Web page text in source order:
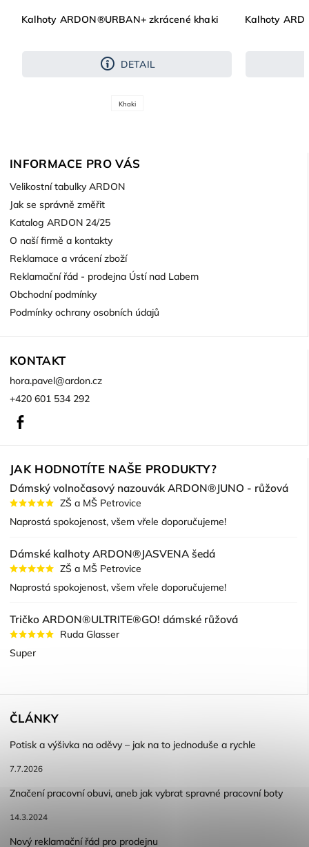
Kalhoty ARDON®URBAN+ zkrácené khaki
DETAIL
Khaki
Kalhoty
INFORMACE PRO VÁS
Velikostní tabulky ARDON
Jak se správně změřit
Katalog ARDON 24/25
O naší firmě a kontakty
Reklamace a vrácení zboží
Reklamační řád - prodejna Ústí nad Labem
Obchodní podmínky
Podmínky ochrany osobních údajů
KONTAKT
hora.pavel@ardon.cz
+420 601 534 292
JAK HODNOTÍTE NAŠE PRODUKTY?
Dámský volnočasový nazouvák ARDON®JUNO - růžová
ZŠ a MŠ Petrovice
Naprostá spokojenost, všem vřele doporučujeme!
Dámské kalhoty ARDON®JASVENA šedá
ZŠ a MŠ Petrovice
Naprostá spokojenost, všem vřele doporučujeme!
Tričko ARDON®ULTRITE®GO! dámské růžová
Ruda Glasser
Super
ČLÁNKY
Potisk a výšivka na oděvy – jak na to jednoduše a rychle
7.7.2026
Značení pracovní obuvi, aneb jak vybrat spravné pracovní boty
14.3.2024
Nový reklamační řád pro prodejnu